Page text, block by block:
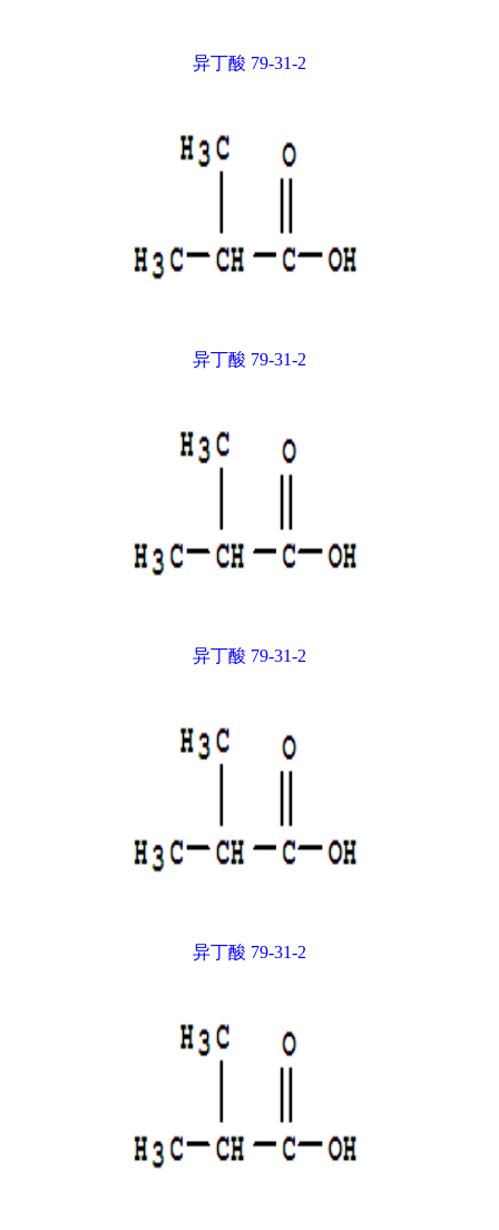
异丁酸 79-31-2
异丁酸 79-31-2
异丁酸 79-31-2
异丁酸 79-31-2